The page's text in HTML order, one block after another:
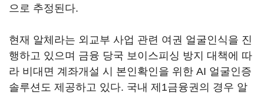
으로 추정된다.
현재 알체라는 외교부 사업 관련 여권 얼굴인식을 진
행하고 있으며 금융 당국 보이스피싱 방지 대책에 따
라 비대면 계좌개설 시 본인확인을 위한 AI 얼굴인증
솔루션도 제공하고 있다. 국내 제1금융권의 경우 알